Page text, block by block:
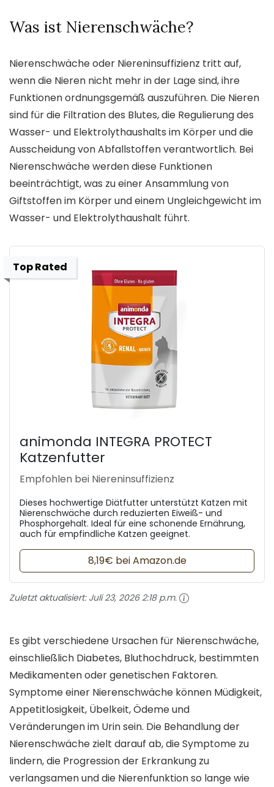
Was ist Nierenschwäche?
Nierenschwäche oder Niereninsuffizienz tritt auf,
wenn die Nieren nicht mehr in der Lage sind, ihre
Funktionen ordnungsgemäß auszuführen. Die Nieren
sind für die Filtration des Blutes, die Regulierung des
Wasser- und Elektrolythaushalts im Körper und die
Ausscheidung von Abfallstoffen verantwortlich. Bei
Nierenschwäche werden diese Funktionen
beeinträchtigt, was zu einer Ansammlung von
Giftstoffen im Körper und einem Ungleichgewicht im
Wasser- und Elektrolythaushalt führt.
Top Rated
animonda INTEGRA PROTECT
Katzenfutter
Empfohlen bei Niereninsuffizienz
Dieses hochwertige Diätfutter unterstützt Katzen mit
Nierenschwäche durch reduzierten Eiweiß- und
Phosphorgehalt. Ideal für eine schonende Ernährung,
auch für empfindliche Katzen geeignet.
8,19€ bei Amazon.de
Zuletzt aktualisiert: Juli 23, 2026 2:18 p.m.
Es gibt verschiedene Ursachen für Nierenschwäche,
einschließlich Diabetes, Bluthochdruck, bestimmten
Medikamenten oder genetischen Faktoren.
Symptome einer Nierenschwäche können Müdigkeit,
Appetitlosigkeit, Übelkeit, Ödeme und
Veränderungen im Urin sein. Die Behandlung der
Nierenschwäche zielt darauf ab, die Symptome zu
lindern, die Progression der Erkrankung zu
verlangsamen und die Nierenfunktion so lange wie